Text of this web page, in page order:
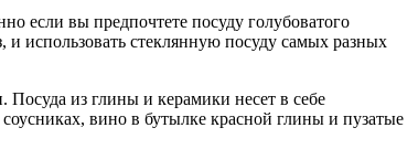
если вы предпочтете посуду голубоватого
и использовать стеклянную посуду самых разных
Посуда из глины и керамики несет в себе
вино в бутылке красной глины и пузатые